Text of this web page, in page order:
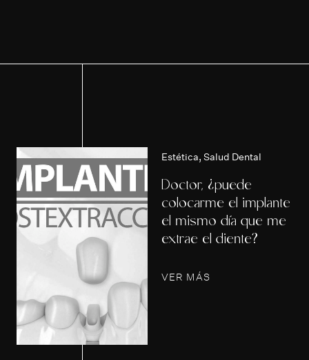
Estética, Salud Dental
Doctor, ¿puede
colocarme el implante
el mismo día que me
extrae el diente?
VER MÁS